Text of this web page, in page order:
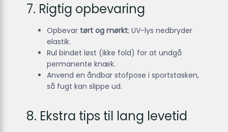
7. Rigtig opbevaring
Opbevar tørt og mørkt; UV-lys nedbryder
elastik.
Rul bindet løst (ikke fold) for at undgå
permanente knæk.
Anvend en åndbar stofpose i sportstasken,
så fugt kan slippe ud.
8. Ekstra tips til lang levetid